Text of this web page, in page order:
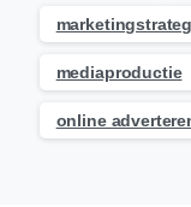
mediaproductie
online